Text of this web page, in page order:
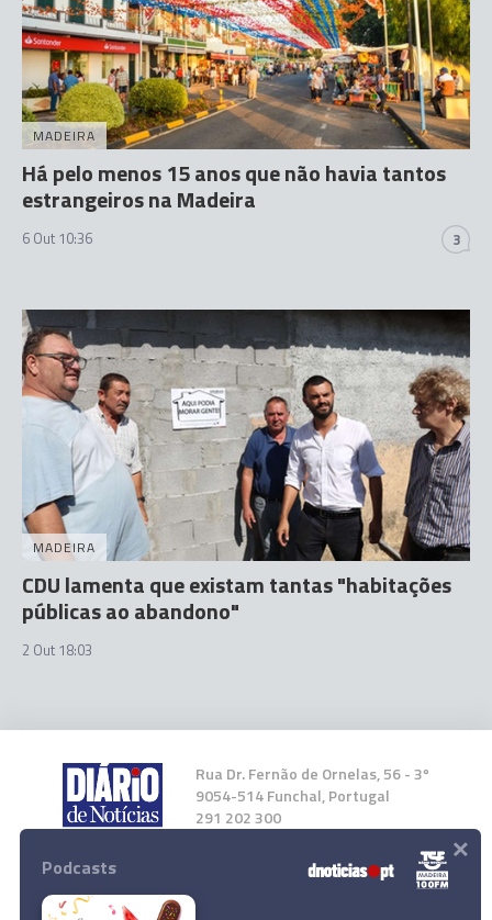
MADEIRA
Há pelo menos 15 anos que não havia tantos
estrangeiros na Madeira
6 Out 10:36 3
MADEIRA
CDU lamenta que existam tantas "habitações
públicas ao abandono"
2 Out 18:03
Rua Dr. Fernão de Ornelas, 56 - 3º
9054-514 Funchal, Portugal
291 202 300
Instale a nossa App
Podcasts ×